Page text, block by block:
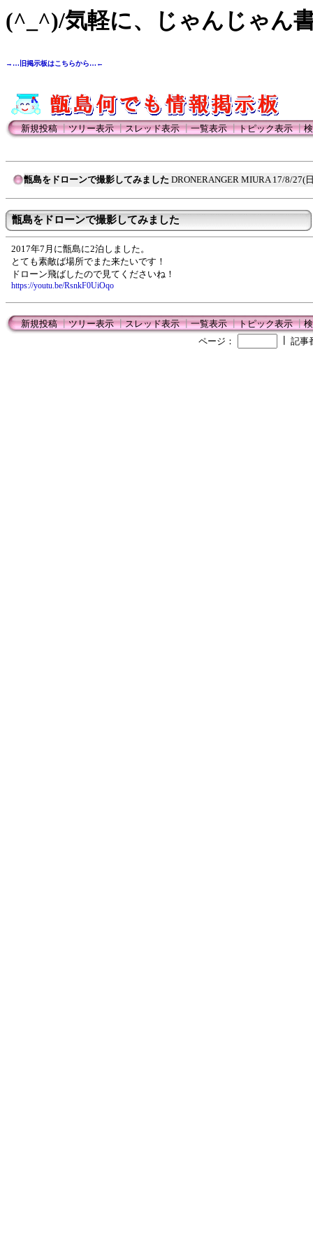
(^_^)/気軽に、じゃんじゃん
→…旧掲示板はこちらから…←
新規投稿┃ツリー表示┃スレッド表示┃一覧表示┃トピック表示┃
甑島をドローンで撮影してみました DRONERANGER MIURA 17/8/27(
甑島をドローンで撮影してみました
2017年7月に甑島に2泊しました。
とても素敵ば場所でまた来たいです！
ドローン飛ばしたので見てくださいね！
https://youtu.be/RsnkF0UiOqo
新規投稿┃ツリー表示┃スレッド表示┃一覧表示┃トピック表示┃
ページ：
記事